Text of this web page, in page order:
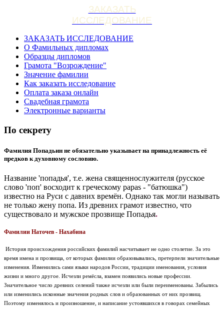
ЗАКАЗАТЬ
ИССЛЕДОВАНИЕ
ЗАКАЗАТЬ ИССЛЕДОВАНИЕ
О Фамильных дипломах
Образцы дипломов
Грамота "Возрождение"
Значение фамилии
Как заказать исследование
Оплата заказа онлайн
Свадебная грамота
Электронные варианты
По секрету
Фамилия Попадьин не обязательно указывает на принадлежность её
предков к духовному сословию.
Название 'попадья', т.е. жена священнослужителя (русское
слово 'поп' восходит к греческому papas - "батюшка")
известно на Руси с давних времён. Однако так могли называть
не только жену попа. Из древних грамот известно, что
существовало и мужское прозвище Попадья.
Фамилии Наточев - Нахабина
История происхождения российских фамилий насчитывает не одно столетие. За это
время имена и прозвища, от которых фамилии образовывались, претерпели значительные
изменения. Изменились сами языки народов России, традиции именования, условия
жизни и много другое. Исчезли ремёсла, взамен появились новые профессии.
Значительное число древних селений также исчезли или были переименованы. Забылись
или изменились исконные значения родных слов и образованных от них прозвищ.
Поэтому изменялось и произношение, и написание устоявшихся в говорах семейных